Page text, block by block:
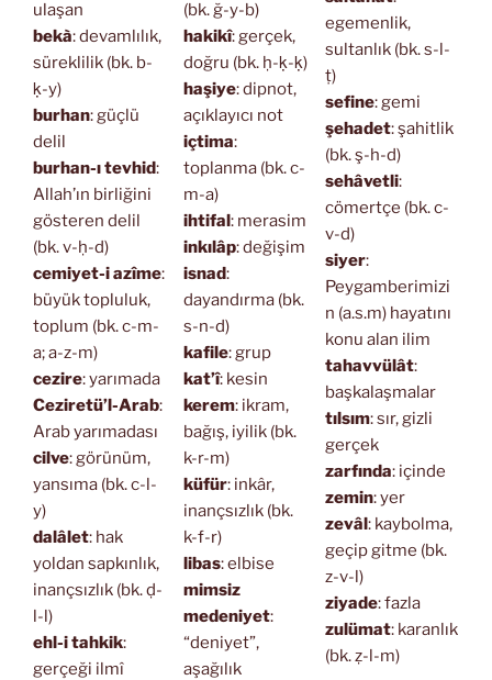
ulaşan
bekà: devamlılık,
süreklilik (bk. b-
ḳ-y)
burhan: güçlü
delil
burhan-ı tevhid:
Allah’ın birliğini
gösteren delil
(bk. v-ḥ-d)
cemiyet-i azîme:
büyük topluluk,
toplum (bk. c-m-
a; a-z-m)
cezire: yarımada
Ceziretü’l-Arab:
Arab yarımadası
cilve: görünüm,
yansıma (bk. c-l-
y)
dalâlet: hak
yoldan sapkınlık,
inançsızlık (bk. ḍ-
l-l)
ehl-i tahkik:
gerçeği ilmî
(bk. ğ-y-b)
hakikî: gerçek,
doğru (bk. ḥ-ḳ-ḳ)
haşiye: dipnot,
açıklayıcı not
içtima:
toplanma (bk. c-
m-a)
ihtifal: merasim
inkılâp: değişim
isnad:
dayandırma (bk.
s-n-d)
kafile: grup
kat’î: kesin
kerem: ikram,
bağış, iyilik (bk.
k-r-m)
küfür: inkâr,
inançsızlık (bk.
k-f-r)
libas: elbise
mimsiz
medeniyet:
“deniyet”,
aşağılık
egemenlik,
sultanlık (bk. s-l-
ṭ)
sefine: gemi
şehadet: şahitlik
(bk. ş-h-d)
sehâvetli:
cömertçe (bk. c-
v-d)
siyer:
Peygamberimizi
n (a.s.m) hayatını
konu alan ilim
tahavvülât:
başkalaşmalar
tılsım: sır, gizli
gerçek
zarfında: içinde
zemin: yer
zevâl: kaybolma,
geçip gitme (bk.
z-v-l)
ziyade: fazla
zulümat: karanlık
(bk. ẓ-l-m)